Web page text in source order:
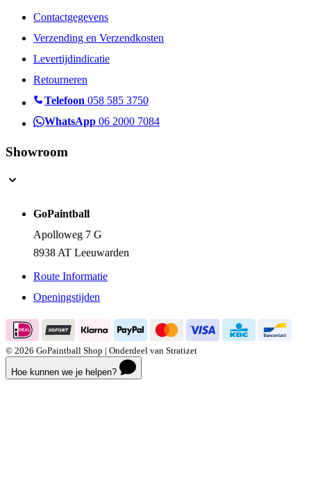
Contactgegevens
Verzending en Verzendkosten
Levertijdindicatie
Retourneren
Telefoon 058 585 3750
WhatsApp 06 2000 7084
Showroom
GoPaintball
Apolloweg 7 G
8938 AT Leeuwarden
Route Informatie
Openingstijden
© 2026 GoPaintball Shop | Onderdeel van Stratizet
Hoe kunnen we je helpen?